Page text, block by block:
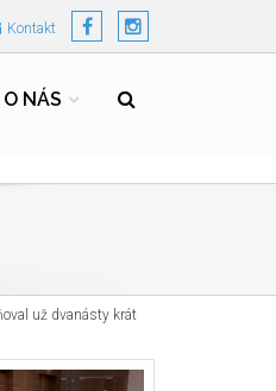
Kontakt
O NÁS
už dvanásty krát